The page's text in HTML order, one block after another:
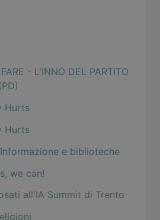
- L'INNO DEL PARTITO
Hurts
Hurts
e biblioteche
we can!
all'IA Summit di Trento